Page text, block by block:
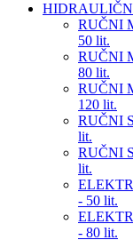
RUČNI
50 lit.
RUČNI
80 lit.
RUČNI
120 lit.
RUČNI
lit.
RUČNI
lit.
- 50 lit.
- 80 lit.